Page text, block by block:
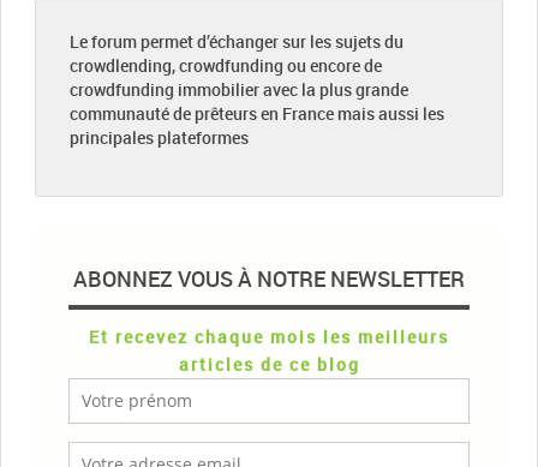
Le forum permet d’échanger sur les sujets du
crowdlending, crowdfunding ou encore de
crowdfunding immobilier avec la plus grande
communauté de prêteurs en France mais aussi les
principales plateformes
ABONNEZ VOUS À NOTRE NEWSLETTER
Et recevez chaque mois les meilleurs
articles de ce blog